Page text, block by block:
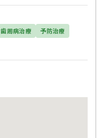
歯周病治療
予防治療